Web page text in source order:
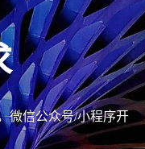
微信公众号/小程序开